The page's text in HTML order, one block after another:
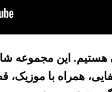
هستیم. این
همراه با